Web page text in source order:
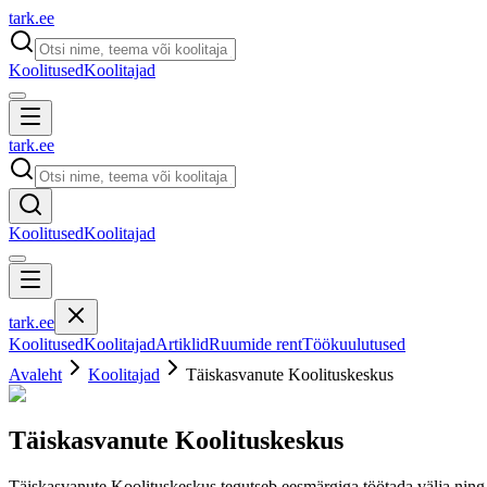
tark.ee
KoolitusedKoolitajad
tark.ee
KoolitusedKoolitajad
tark.ee
KoolitusedKoolitajadArtiklidRuumide rentTöökuulutused
Avaleht
Koolitajad Täiskasvanute Koolituskeskus
Täiskasvanute Koolituskeskus